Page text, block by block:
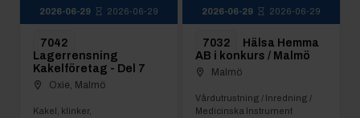
2026-06-29 2026-06-29
7042
Lagerrensning
Kakelföretag - Del 7
Oxie, Malmö
Kakel, klinker,
2026-06-29 2026-06-29
7032
Hälsa Hemma
AB i konkurs / Malmö
Malmö
Vårdutrustning / Inredning /
Medicinska Instrument